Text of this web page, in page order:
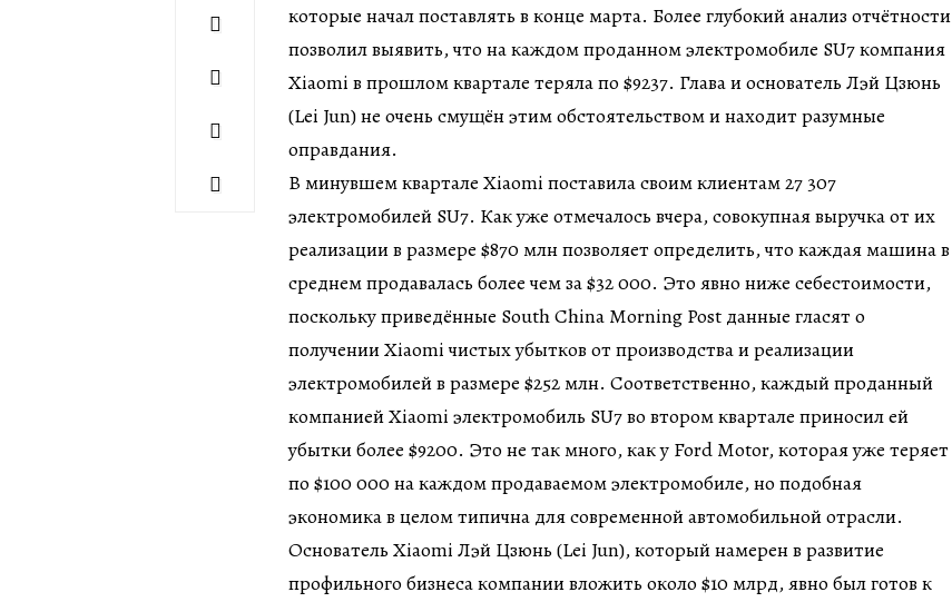
которые начал поставлять в конце марта. Более глубокий анализ отчётности
позволил выявить, что на каждом проданном электромобиле SU7 компания
Xiaomi в прошлом квартале теряла по $9237. Глава и основатель Лэй Цзюнь
(Lei Jun) не очень смущён этим обстоятельством и находит разумные
оправдания.
В минувшем квартале Xiaomi поставила своим клиентам 27 307
электромобилей SU7. Как уже отмечалось вчера, совокупная выручка от их
реализации в размере $870 млн позволяет определить, что каждая машина в
среднем продавалась более чем за $32 000. Это явно ниже себестоимости,
поскольку приведённые South China Morning Post данные гласят о
получении Xiaomi чистых убытков от производства и реализации
электромобилей в размере $252 млн. Соответственно, каждый проданный
компанией Xiaomi электромобиль SU7 во втором квартале приносил ей
убытки более $9200. Это не так много, как у Ford Motor, которая уже теряет
по $100 000 на каждом продаваемом электромобиле, но подобная
экономика в целом типична для современной автомобильной отрасли.
Основатель Xiaomi Лэй Цзюнь (Lei Jun), который намерен в развитие
профильного бизнеса компании вложить около $10 млрд, явно был готов к